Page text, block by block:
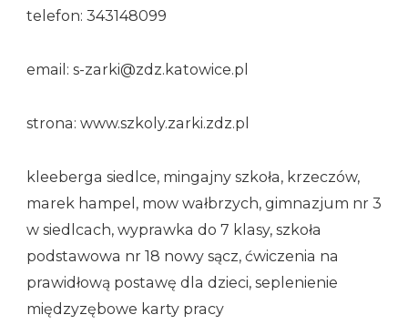
telefon: 343148099
email: s-zarki@zdz.katowice.pl
strona: www.szkoly.zarki.zdz.pl
kleeberga siedlce, mingajny szkoła, krzeczów,
marek hampel, mow wałbrzych, gimnazjum nr 3
w siedlcach, wyprawka do 7 klasy, szkoła
podstawowa nr 18 nowy sącz, ćwiczenia na
prawidłową postawę dla dzieci, seplenienie
międzyzębowe karty pracy